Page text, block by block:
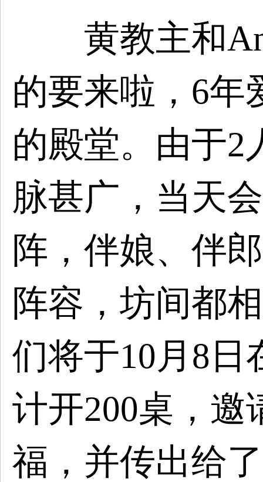
黄教主和
的要来啦，6年
的殿堂。由于2
脉甚广，当天
阵，伴娘、伴
阵容，坊间都
们将于10月8日
计开200桌，邀
福，并传出给